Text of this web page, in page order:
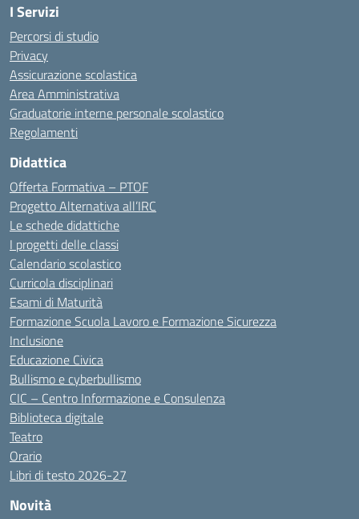
I Servizi
Percorsi di studio
Privacy
Assicurazione scolastica
Area Amministrativa
Graduatorie interne personale scolastico
Regolamenti
Didattica
Offerta Formativa – PTOF
Progetto Alternativa all’IRC
Le schede didattiche
I progetti delle classi
Calendario scolastico
Curricola disciplinari
Esami di Maturità
Formazione Scuola Lavoro e Formazione Sicurezza
Inclusione
Educazione Civica
Bullismo e cyberbullismo
CIC – Centro Informazione e Consulenza
Biblioteca digitale
Teatro
Orario
Libri di testo 2026-27
Novità